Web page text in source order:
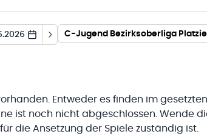
Entweder es finden im
ist noch nicht abgeschlossen. Wende
die Ansetzung der Spiele zuständig ist.